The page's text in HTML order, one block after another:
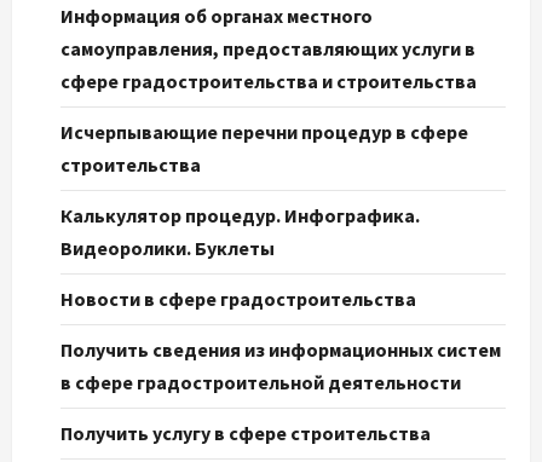
Информация об органах местного
самоуправления, предоставляющих услуги в
сфере градостроительства и строительства
Исчерпывающие перечни процедур в сфере
строительства
Калькулятор процедур. Инфографика.
Видеоролики. Буклеты
Новости в сфере градостроительства
Получить сведения из информационных систем
в сфере градостроительной деятельности
Получить услугу в сфере строительства